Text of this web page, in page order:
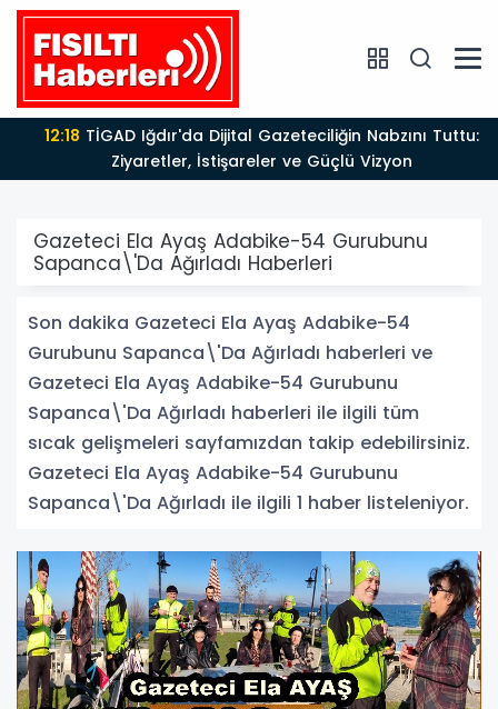
12:18TİGAD Iğdır'da Dijital Gazeteciliğin Nabzını Tuttu:
Ziyaretler, İstişareler ve Güçlü Vizyon
Gazeteci Ela Ayaş Adabike-54 Gurubunu
Sapanca\'Da Ağırladı Haberleri
Son dakika Gazeteci Ela Ayaş Adabike-54
Gurubunu Sapanca\'Da Ağırladı haberleri ve
Gazeteci Ela Ayaş Adabike-54 Gurubunu
Sapanca\'Da Ağırladı haberleri ile ilgili tüm
sıcak gelişmeleri sayfamızdan takip edebilirsiniz.
Gazeteci Ela Ayaş Adabike-54 Gurubunu
Sapanca\'Da Ağırladı ile ilgili 1 haber listeleniyor.